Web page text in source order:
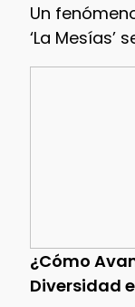
Un
‘La Mesías’
¿Cómo
Diversidad